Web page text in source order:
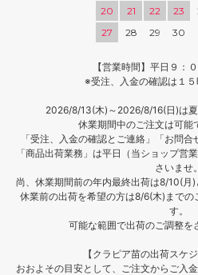
20
21 22 23
27
28 29 30
【営業時間】平日９：
※受注、入金の確認は１５
2026/8/13(木)～2026/8/16(日)は夏
休業期間中のご注文は可能
「受注、入金の確認とご連絡」「お問合
「商品出荷業務」は平日（当ショップ営
さいませ。
尚、休業期間前の年内最終出荷は8/10(月
休業前の出荷を希望の方は8/6(木)までの
す。
可能な範囲で出荷のご調整を
【クラピア苗の出荷スケ
おおよその目安として、ご注文からご入